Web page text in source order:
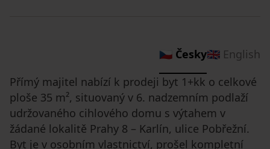
🇨🇿 Česky🇬🇧 English
Přímý majitel nabízí k prodeji byt 1+kk o celkové
ploše 35 m², situovaný v 6. nadzemním podlaží
udržovaného cihlového domu s výtahem v
žádané lokalitě Prahy 8 – Karlín, ulice Pobřežní.
Byt je v osobním vlastnictví, prošel kompletní